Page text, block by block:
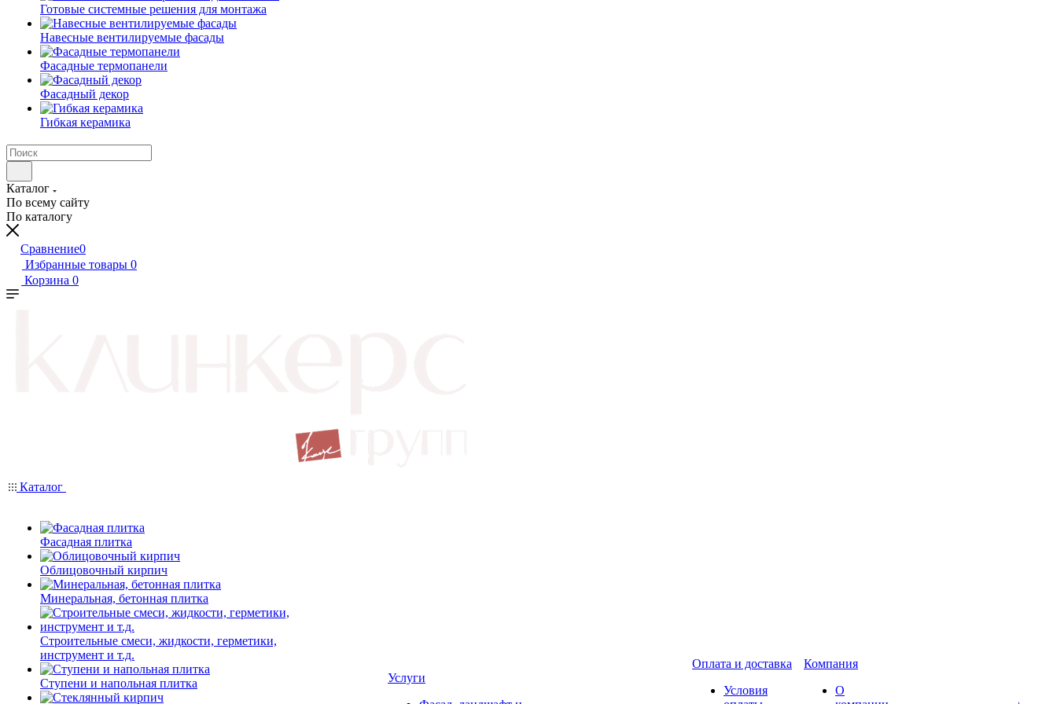
Готовые системные решения для монтажа
Навесные вентилируемые фасады
Фасадные термопанели
Фасадный декор
Гибкая керамика
Каталог
По всему сайту
По каталогу
Сравнение0
Избранные товары 0
Корзина 0
Каталог
Фасадная плитка
Облицовочный кирпич
Минеральная, бетонная плитка
Строительные смеси, жидкости, герметики,
инструмент и т.д.
Ступени и напольная плитка
Услуги
Оплата и доставка
Условия
Компания
О